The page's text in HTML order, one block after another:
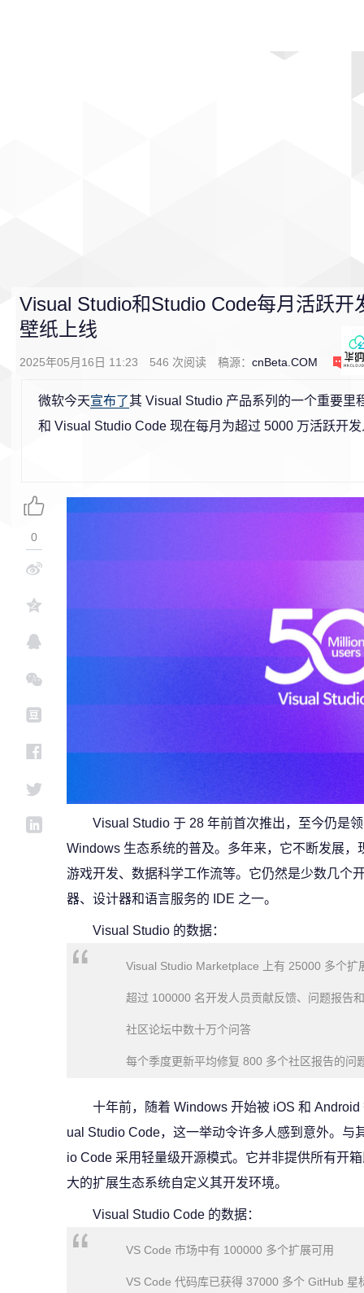
Visual Studio和Studio Code每月活跃
壁纸上线
2025年05月16日 11:23 546 次阅读 稿源： cnBeta.COM 0
微软今天宣布了其 Visual Studio 产品系列的一个重要里
和 Visual Studio Code 现在每月为超过 5000 万活跃开
Visual Studio 于 28 年前首次推出，至今仍是
Windows 生态系统的普及。多年来，它不断发展
游戏开发、数据科学工作流等。它仍然是少数几个
器、设计器和语言服务的 IDE 之一。
Visual Studio 的数据：
Visual Studio Marketplace 上有 25000 多个扩
超过 100000 名开发人员贡献反馈、问题报告
社区论坛中数十万个问答
每个季度更新平均修复 800 多个社区报告的问
十年前，随着 Windows 开始被 iOS 和
ual Studio Code，这一举动令许多人感到意外。与
io Code 采用轻量级开源模式。它并非提供所有开
大的扩展生态系统自定义其开发环境。
Visual Studio Code 的数据：
VS Code 市场中有 100000 多个扩展可用
VS Code 代码库已获得 37000 多个 GitHub 星
0